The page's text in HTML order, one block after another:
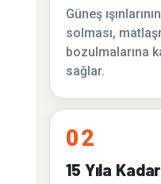
Güneş
solması,
bozulmalarına
sağlar.
02
15 Yıla